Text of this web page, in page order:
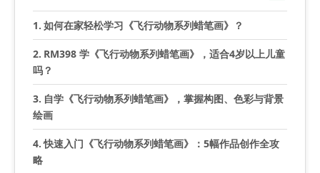
如何在家轻松学习《飞行动物系列蜡笔画》？
RM398 学《飞行动物系列蜡笔画》，适合4岁以上儿童
吗？
自学《飞行动物系列蜡笔画》，掌握构图、色彩与背景
绘画
快速入门《飞行动物系列蜡笔画》：5幅作品创作全攻
略